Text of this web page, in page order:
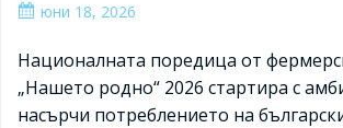
юни 18, 2026
Националната поредица от
„Нашето родно“ 2026 стартира с
насърчи потреблението на